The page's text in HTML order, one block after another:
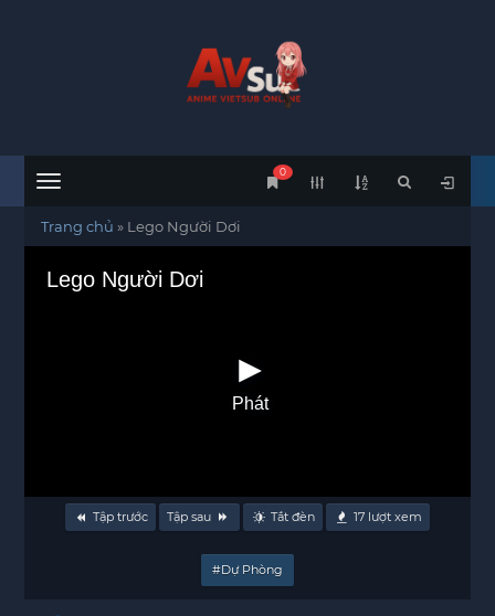
Menu
0
Trang chủ » Lego Người Dơi
Lego Người Dơi
Phát
Tập trước Tập sau Tắt đèn 17 lượt xem
#Dự Phòng